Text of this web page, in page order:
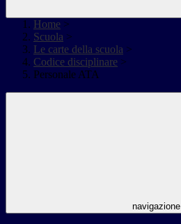
Home >
Scuola >
Le carte della scuola >
Codice disciplinare >
Personale ATA
navigazione